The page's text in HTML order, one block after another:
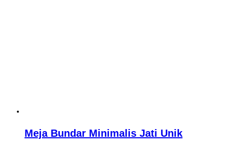
Meja Bundar Minimalis Jati Unik